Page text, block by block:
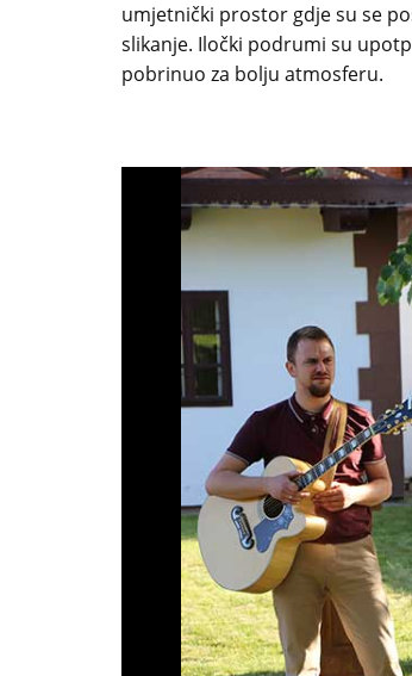
umjetnički prostor gdje su se
slikanje. Iločki podrumi su
pobrinuo za bolju atmosferu.